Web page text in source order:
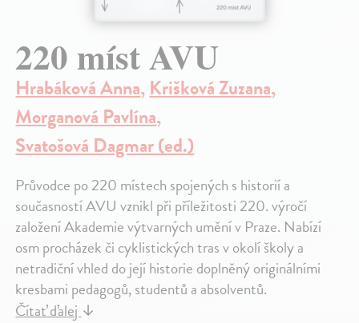
220 míst AVU
Hrabáková Anna,Krišková Zuzana,
Morganová Pavlína,
Svatošová Dagmar (ed.)
Průvodce po 220 místech spojených s historií a
současností AVU vznikl při příležitosti 220. výročí
založení Akademie výtvarných umění v Praze. Nabízí
osm procházek či cyklistických tras v okolí školy a
netradiční vhled do její historie doplněný originálními
kresbami pedagogů, studentů a absolventů.
Čítať ďalej ↓